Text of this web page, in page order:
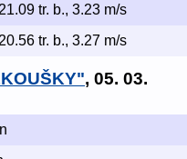
tr. b., 3.23 m/s
tr. b., 3.27 m/s
, 05. 03.